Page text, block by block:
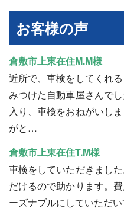
お客様の声
倉敷市上東在住M.M様
近所で、車検をしてくれ
みつけた自動車屋さんで
入り、車検をおねがいし
がと…
倉敷市上東在住T.M様
車検をしていただきまし
だけるので助かります。
ーズナブルにしていただ